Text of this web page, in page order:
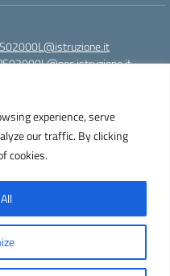
experience, serve
our traffic. By clicking
cookies.
- Via Agnesi 2/b - 47923 Rimini
381636 E-mail:
e progetto di Designers Italia